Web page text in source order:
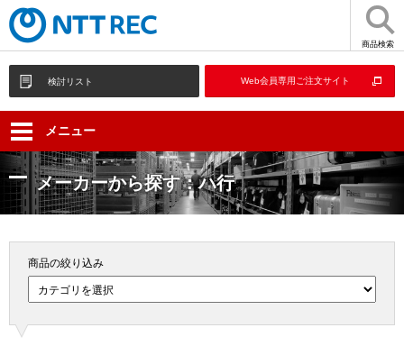
商品検索
検討リスト Web会員専用ご注文サイト
メニュー
メーカーから探す：ハ行
商品の絞り込み